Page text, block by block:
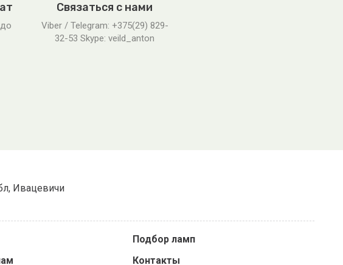
Связаться с нами
Viber / Telegram: +375(29) 829-
32-53 Skype: veild_anton
Ивацевичи
Подбор ламп
Контакты